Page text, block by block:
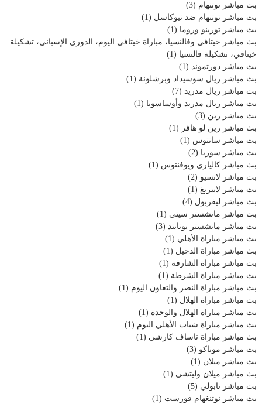
بث مباشر توتنهام (3)
بث مباشر توتنهام ضد نيوكاسل (1)
بث مباشر تورينو وروما (1)
بث مباشر خيتافي وفالنسيا، مباراة خيتافي اليوم، الدوري الإسباني، تشكيلة
خيتافي، تشكيلة فالنسيا (1)
بث مباشر دورتموند (1)
بث مباشر ريال سوسيداد وبرشلونة (1)
بث مباشر ريال مدريد (7)
بث مباشر ريال مدريد وأوساسونا (1)
بث مباشر رين (3)
بث مباشر رين لو هافر (1)
بث مباشر سانتوس (1)
بث مباشر سوريا (2)
بث مباشر كالياري ويوفنتوس (1)
بث مباشر لاتسيو (2)
بث مباشر لايبزيغ (1)
بث مباشر ليفربول (4)
بث مباشر مانشستر سيتي (1)
بث مباشر مانشستر يونايتد (3)
بث مباشر مباراة الأهلي (1)
بث مباشر مباراة الدحيل (1)
بث مباشر مباراة الشارقة (1)
بث مباشر مباراة الشرطة (1)
بث مباشر مباراة النصر والتعاون اليوم (1)
بث مباشر مباراة الهلال (1)
بث مباشر مباراة الهلال والوحدة (1)
بث مباشر مباراة شباب الأهلي اليوم (1)
بث مباشر مباراة ناساف كارشي (1)
بث مباشر موناكو (3)
بث مباشر ميلان (1)
بث مباشر ميلان وليتشي (1)
بث مباشر نابولي (5)
بث مباشر نوتنغهام فورست (1)